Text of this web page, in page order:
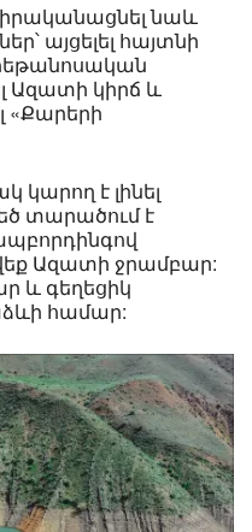
նաև
այցելել հայտնի
Ազատի կիրճ և
«Քարերի
կարող է լինել
տարածում է
Ազատի ջրամբար:
և գեղեցիկ
համար: